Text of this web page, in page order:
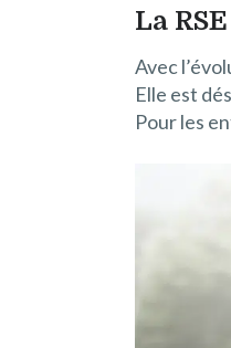
La
Avec
Elle est
Pour les